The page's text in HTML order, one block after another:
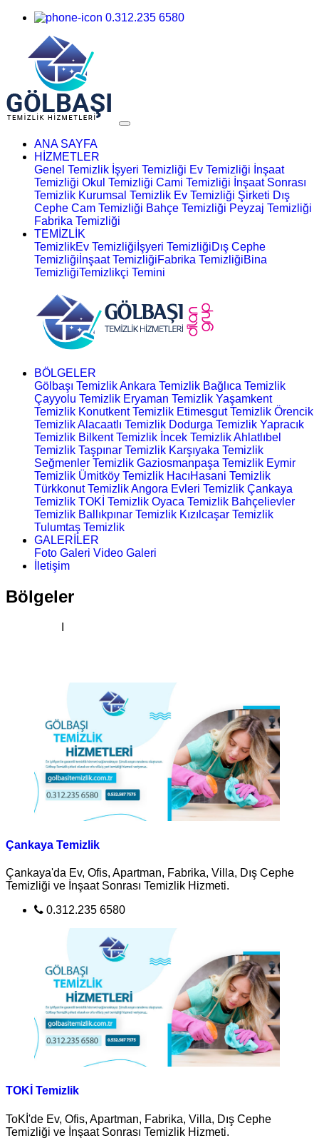
0.312.235 6580
ANA SAYFA
HİZMETLER
Genel Temizlik İşyeri Temizliği Ev Temizliği İnşaat
Temizliği Okul Temizliği Cami Temizliği İnşaat Sonrası
Temizlik Kurumsal Temizlik Ev Temizliği Şirketi Dış
Cephe Cam Temizliği Bahçe Temizliği Peyzaj Temizliği
Fabrika Temizliği
TEMİZLİK
TemizlikEv Temizliği İşyeri TemizliğiDış Cephe
Temizliği İnşaat TemizliğiFabrika TemizliğiBina
TemizliğiTemizlikçi Temini
BÖLGELER
Gölbaşı TemizlikAnkara Temizlik Bağlıca Temizlik
Çayyolu Temizlik Eryaman Temizlik Yaşamkent
Temizlik Konutkent Temizlik Etimesgut Temizlik Örencik
TemizlikAlacaatlı Temizlik Dodurga Temizlik Yapracık
Temizlik Bilkent Temizlik İncek TemizlikAhlatlıbel
Temizlik Taşpınar Temizlik Karşıyaka Temizlik
Seğmenler Temizlik Gaziosmanpaşa Temizlik Eymir
Temizlik Ümitköy Temizlik HacıHasani Temizlik
Türkkonut TemizlikAngora Evleri Temizlik Çankaya
Temizlik TOKİ Temizlik Oyaca Temizlik Bahçelievler
Temizlik Ballıkpınar Temizlik Kızılcaşar Temizlik
Tulumtaş Temizlik
GALERİLER
Foto Galeri Video Galeri
İletişim
Bölgeler
Çankaya Temizlik
Çankaya'da Ev, Ofis, Apartman, Fabrika, Villa, Dış Cephe
Temizliği ve İnşaat Sonrası Temizlik Hizmeti.
0.312.235 6580
TOKİ Temizlik
ToKİ'de Ev, Ofis, Apartman, Fabrika, Villa, Dış Cephe
Temizliği ve İnşaat Sonrası Temizlik Hizmeti.